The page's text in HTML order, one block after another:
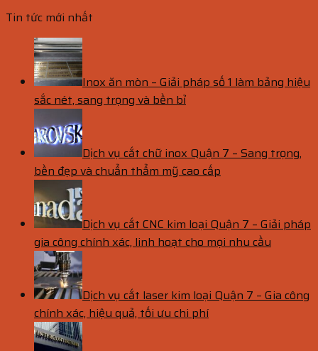
Tin tức mới nhất
Inox ăn mòn – Giải pháp số 1 làm bảng hiệu
sắc nét, sang trọng và bền bỉ
Dịch vụ cắt chữ inox Quận 7 – Sang trọng,
bền đẹp và chuẩn thẩm mỹ cao cấp
Dịch vụ cắt CNC kim loại Quận 7 – Giải pháp
gia công chính xác, linh hoạt cho mọi nhu cầu
Dịch vụ cắt laser kim loại Quận 7 – Gia công
chính xác, hiệu quả, tối ưu chi phí